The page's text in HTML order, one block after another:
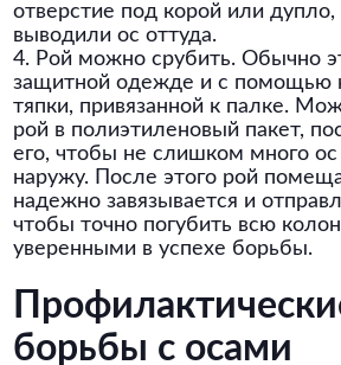
отверстие под корой или
выводили ос оттуда.
4. Рой можно срубить. Обычно
защитной одежде и с помощью
тяпки, привязанной к палке.
рой в полиэтиленовый пакет,
его, чтобы не слишком много
наружу. После этого рой
надежно завязывается и
чтобы точно погубить всю
уверенными в успехе борьбы.
борьбы с осами